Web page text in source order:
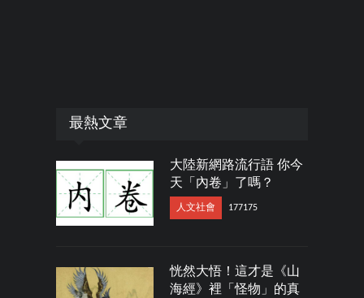
最熱文章
大陸新網路流行語 你今
天「內卷」了嗎？
人文社會 177175
恍然大悟！這才是《山
海經》裡「怪物」的真